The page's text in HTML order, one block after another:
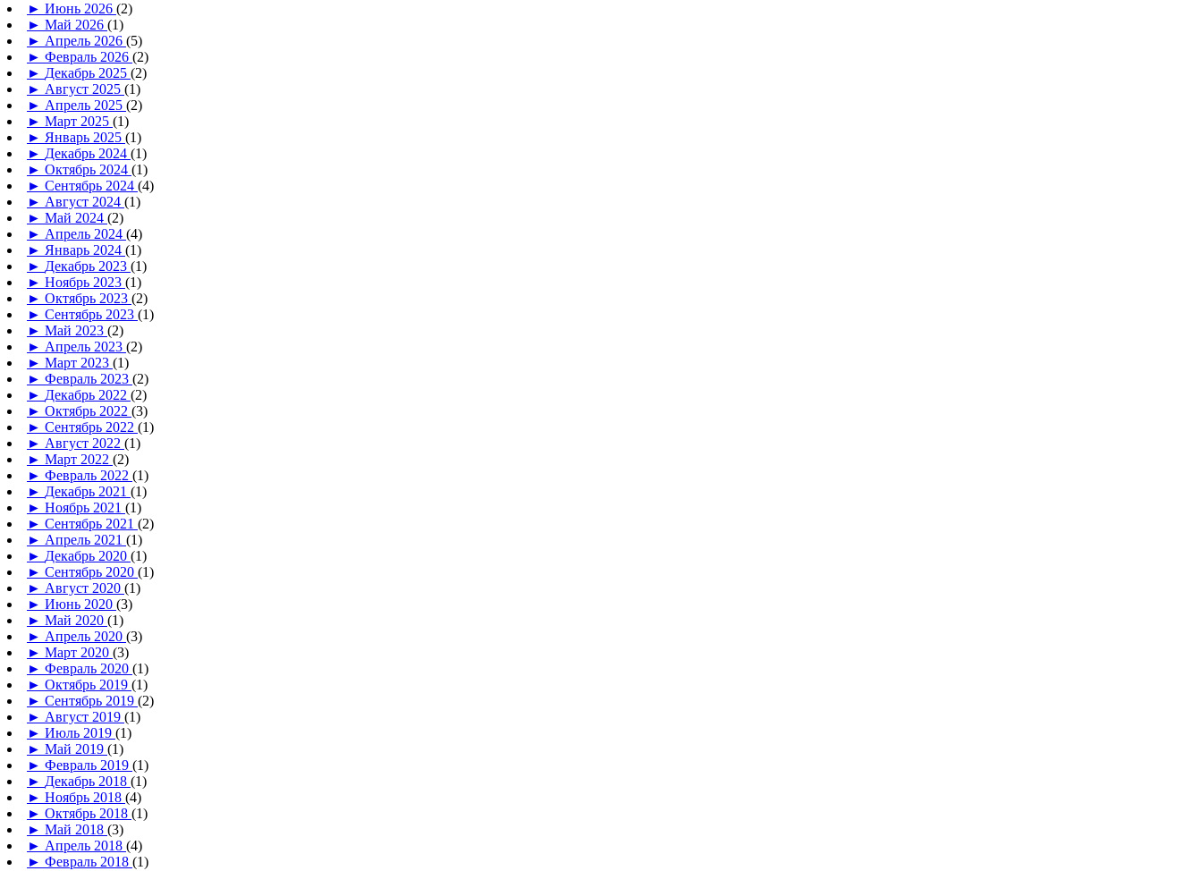
► Июнь 2026 (2)
► Май 2026 (1)
► Апрель 2026 (5)
► Февраль 2026 (2)
► Декабрь 2025 (2)
► Август 2025 (1)
► Апрель 2025 (2)
► Март 2025 (1)
► Январь 2025 (1)
► Декабрь 2024 (1)
► Октябрь 2024 (1)
► Сентябрь 2024 (4)
► Август 2024 (1)
► Май 2024 (2)
► Апрель 2024 (4)
► Январь 2024 (1)
► Декабрь 2023 (1)
► Ноябрь 2023 (1)
► Октябрь 2023 (2)
► Сентябрь 2023 (1)
► Май 2023 (2)
► Апрель 2023 (2)
► Март 2023 (1)
► Февраль 2023 (2)
► Декабрь 2022 (2)
► Октябрь 2022 (3)
► Сентябрь 2022 (1)
► Август 2022 (1)
► Март 2022 (2)
► Февраль 2022 (1)
► Декабрь 2021 (1)
► Ноябрь 2021 (1)
► Сентябрь 2021 (2)
► Апрель 2021 (1)
► Декабрь 2020 (1)
► Сентябрь 2020 (1)
► Август 2020 (1)
► Июнь 2020 (3)
► Май 2020 (1)
► Апрель 2020 (3)
► Март 2020 (3)
► Февраль 2020 (1)
► Октябрь 2019 (1)
► Сентябрь 2019 (2)
► Август 2019 (1)
► Июль 2019 (1)
► Май 2019 (1)
► Февраль 2019 (1)
► Декабрь 2018 (1)
► Ноябрь 2018 (4)
► Октябрь 2018 (1)
► Май 2018 (3)
► Апрель 2018 (4)
► Февраль 2018 (1)